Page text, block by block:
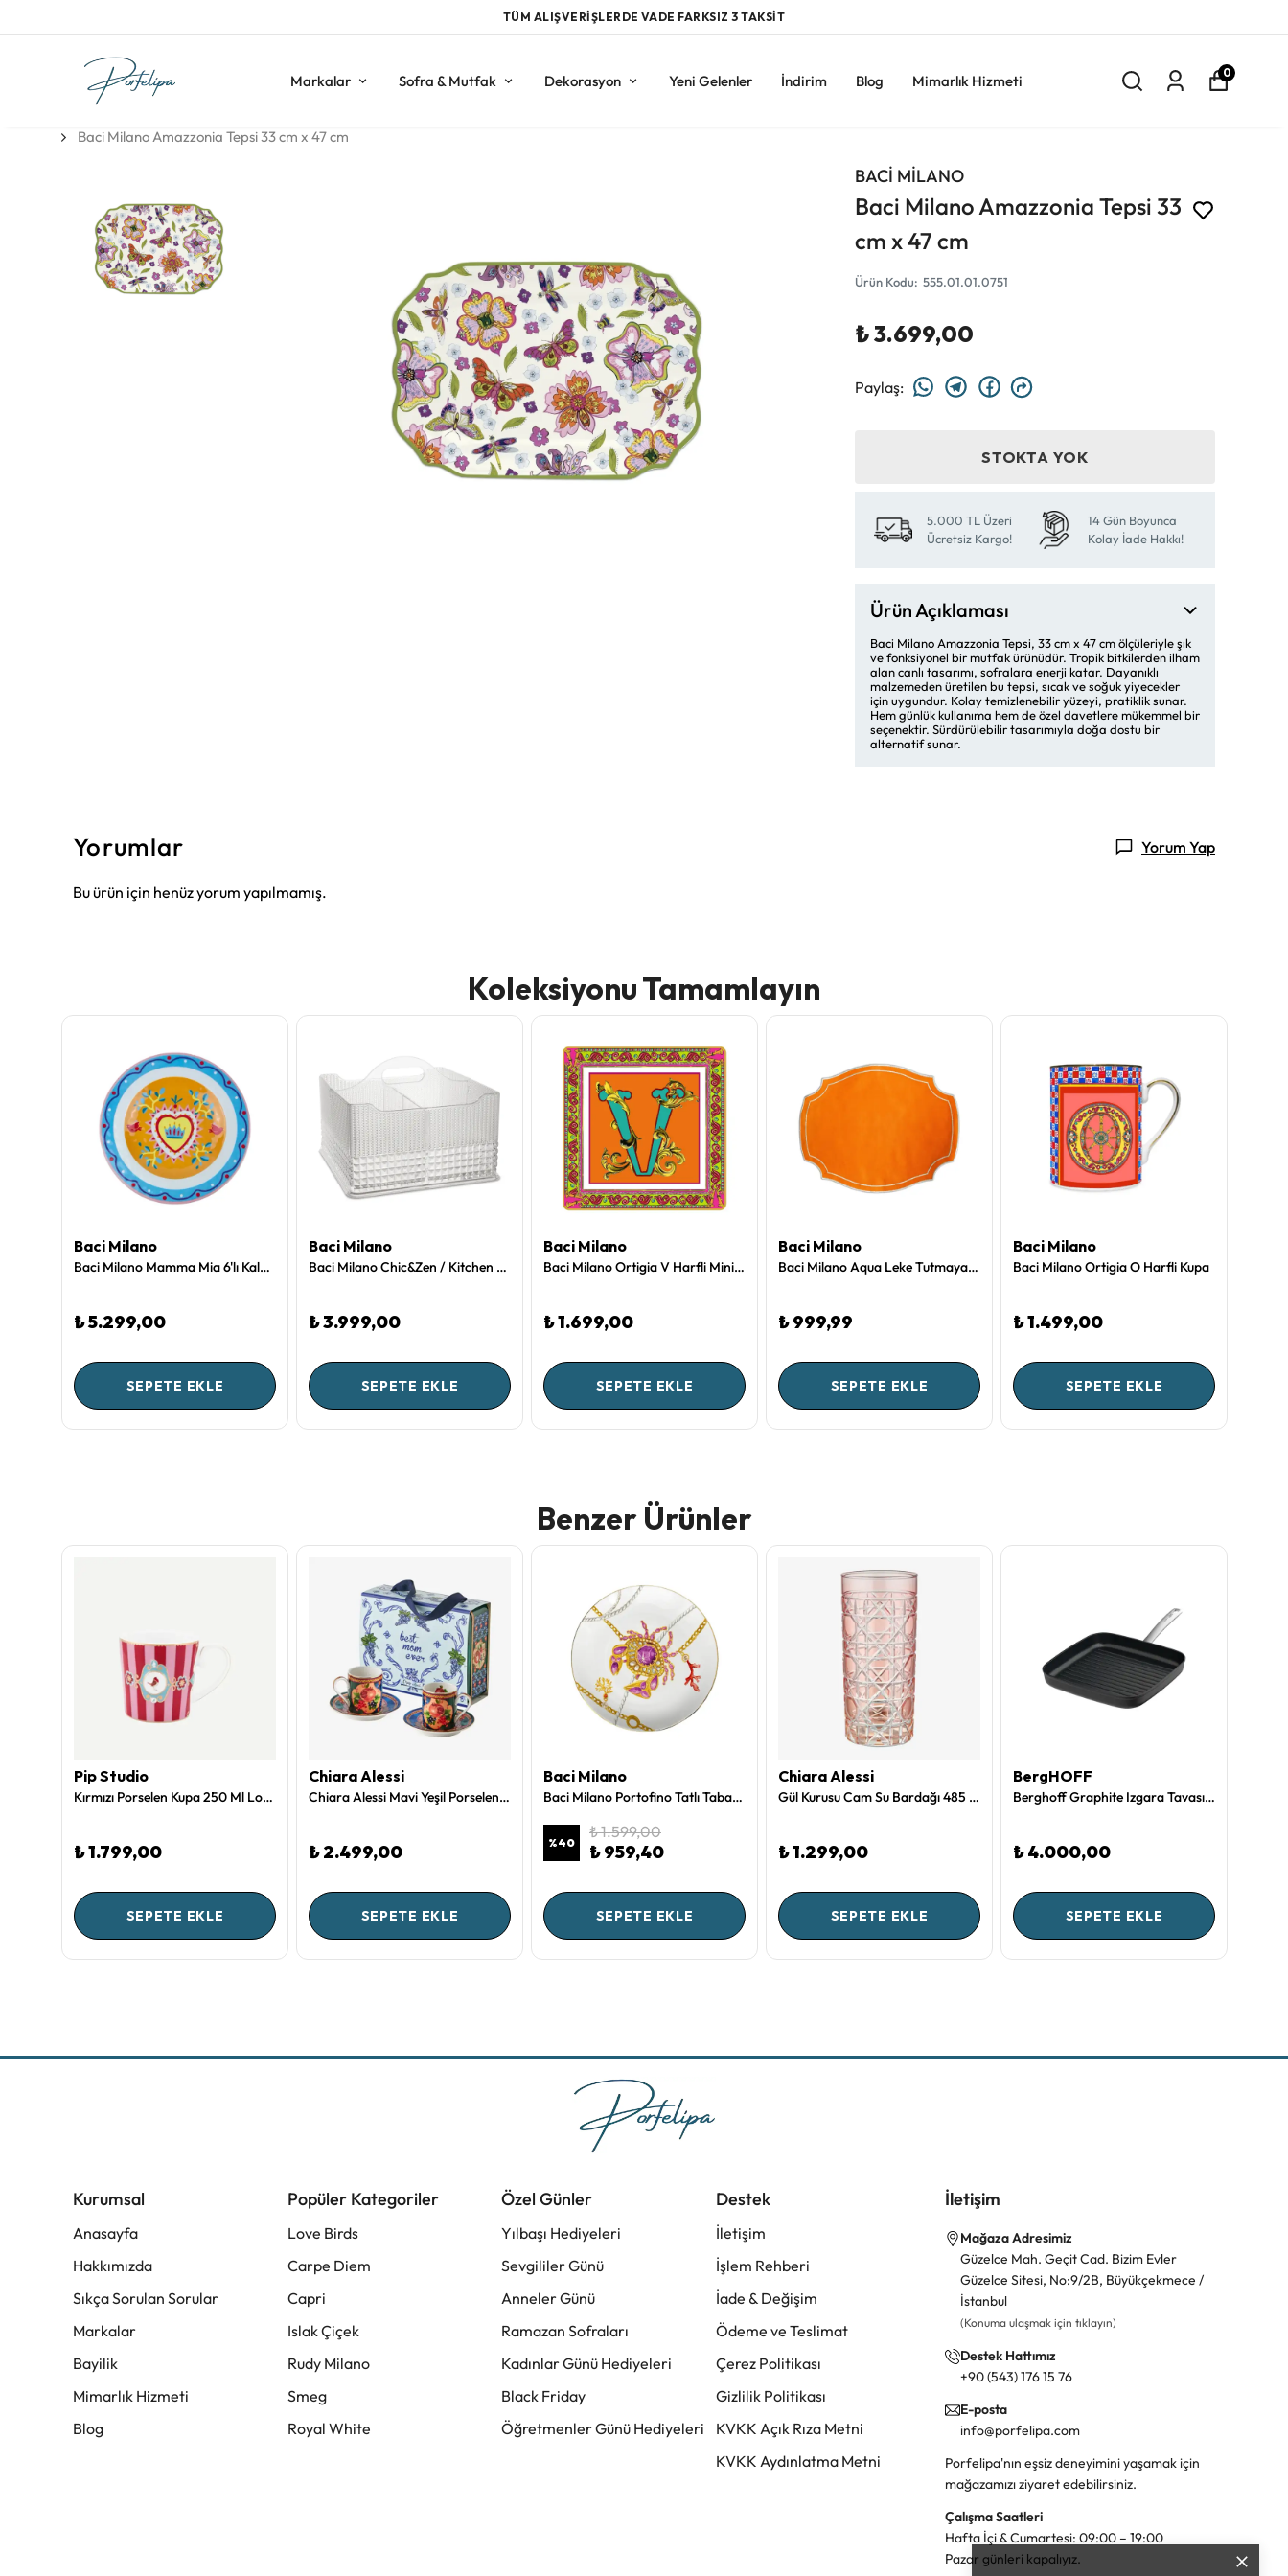
TÜM ALIŞVERİŞLERDE VADE FARKSIZ 3 TAKSİT
Markalar Sofra & Mutfak Dekorasyon Yeni Gelenler İndirim Blog Mimarlık Hizmeti 0
Baci Milano Amazzonia Tepsi 33 cm x 47 cm
BACİ MİLANO
Baci Milano Amazzonia Tepsi 33
cm x 47 cm
Ürün Kodu: 555.01.01.0751
₺ 3.699,00
Paylaş:
STOKTA YOK
5.000 TL Üzeri
Ücretsiz Kargo!
14 Gün Boyunca
Kolay İade Hakkı!
Ürün Açıklaması
Baci Milano Amazzonia Tepsi, 33 cm x 47 cm ölçüleriyle şık
ve fonksiyonel bir mutfak ürünüdür. Tropik bitkilerden ilham
alan canlı tasarımı, sofralara enerji katar. Dayanıklı
malzemeden üretilen bu tepsi, sıcak ve soğuk yiyecekler
için uygundur. Kolay temizlenebilir yüzeyi, pratiklik sunar.
Hem günlük kullanıma hem de özel davetlere mükemmel bir
seçenektir. Sürdürülebilir tasarımıyla doğa dostu bir
alternatif sunar.
Yorumlar Yorum Yap
Bu ürün için henüz yorum yapılmamış.
Koleksiyonu Tamamlayın
Baci Milano
Baci Milano Mamma Mia 6'lı Kalp Desenli Tabak Seti 21,5 cm
₺ 5.299,00
SEPETE EKLE
Baci Milano
Baci Milano Chic&Zen / Kitchen Peçetelik - Şeffaf
₺ 3.999,00
SEPETE EKLE
Baci Milano
Baci Milano Ortigia V Harfli Mini Tepsi 15 X 15 cm
₺ 1.699,00
SEPETE EKLE
Baci Milano
Baci Milano Aqua Leke Tutmayan Amerikan Servisi Turuncu
₺ 999,99
SEPETE EKLE
Baci Milano
Baci Milano Ortigia O Harfli Kupa
₺ 1.499,00
SEPETE EKLE
Benzer Ürünler
Pip Studio
Kırmızı Porselen Kupa 250 Ml Love Birds Collection by Pip Studio
₺ 1.799,00
SEPETE EKLE
Chiara Alessi
Chiara Alessi Mavi Yeşil Porselen Kahve Fincan Seti 120 Ml CAPTNBMVB1ECBG2
₺ 2.499,00
SEPETE EKLE
Baci Milano
Baci Milano Portofino Tatlı Tabağı 21 cm
%40
₺ 1.599,00
₺ 959,40
SEPETE EKLE
Chiara Alessi
Gül Kurusu Cam Su Bardağı 485 Ml Gloria Collection by Chiara Alessi
₺ 1.299,00
SEPETE EKLE
BergHOFF
Berghoff Graphite Izgara Tavası 28 cm
₺ 4.000,00
SEPETE EKLE
Kurumsal
Anasayfa
Hakkımızda
Sıkça Sorulan Sorular
Markalar
Bayilik
Mimarlık Hizmeti
Blog
Popüler Kategoriler
Love Birds
Carpe Diem
Capri
Islak Çiçek
Rudy Milano
Smeg
Royal White
Özel Günler
Yılbaşı Hediyeleri
Sevgililer Günü
Anneler Günü
Ramazan Sofraları
Kadınlar Günü Hediyeleri
Black Friday
Öğretmenler Günü Hediyeleri
Destek
İletişim
İşlem Rehberi
İade & Değişim
Ödeme ve Teslimat
Çerez Politikası
Gizlilik Politikası
KVKK Açık Rıza Metni
KVKK Aydınlatma Metni
İletişim
Mağaza Adresimiz
Güzelce Mah. Geçit Cad. Bizim Evler
Güzelce Sitesi, No:9/2B, Büyükçekmece /
İstanbul
(Konuma ulaşmak için tıklayın)
Destek Hattımız
+90 (543) 176 15 76
E-posta
info@porfelipa.com
Porfelipa'nın eşsiz deneyimini yaşamak için
mağazamızı ziyaret edebilirsiniz.
Çalışma Saatleri
Hafta İçi & Cumartesi: 09:00 – 19:00
Pazar günleri kapalıyız.